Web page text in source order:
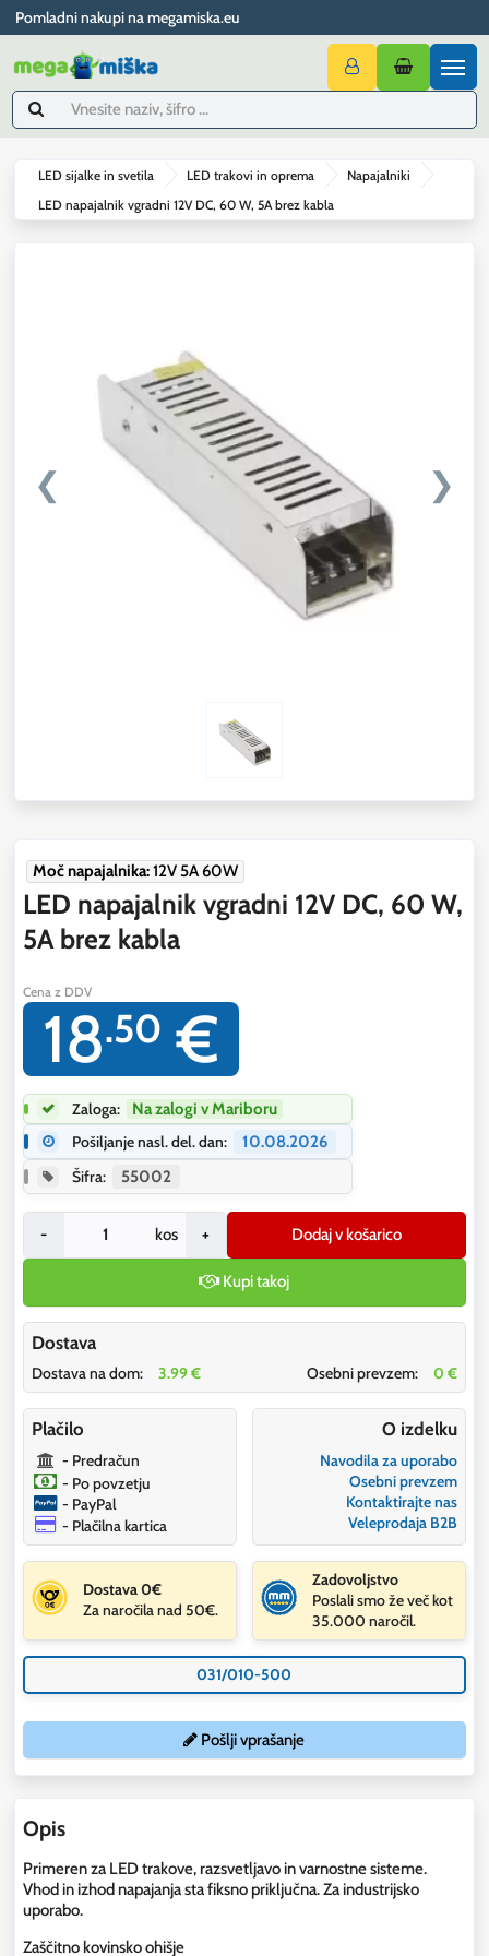
Pomladni nakupi na megamiska.eu
LED sijalke in svetila LED trakovi in oprema
Napajalniki
LED napajalnik vgradni 12V DC, 60 W, 5A brez kabla
❮ ❯
Moč napajalnika:12V 5A 60W
LED napajalnik vgradni 12V DC, 60 W,
5A brez kabla
Cena z DDV
18.50 €
Zaloga:
Na zalogi v Mariboru
Pošiljanje nasl. del. dan:
10.08.2026
Šifra:
55002
- kos + Dodaj v košarico
Kupi takoj
Dostava
Dostava na dom: 3.99 € Osebni prevzem: 0 €
Plačilo
- Predračun
- Po povzetju
- PayPal
- Plačilna kartica
O izdelku
Navodila za uporabo
Osebni prevzem
Kontaktirajte nas
Veleprodaja B2B
Dostava 0€
Za naročila nad 50€.
Zadovoljstvo
Poslali smo že več kot
35.000 naročil.
031/010-500
Pošlji vprašanje
Opis
Primeren za LED trakove, razsvetljavo in varnostne sisteme.
Vhod in izhod napajanja sta fiksno priključna. Za industrijsko
uporabo.
Zaščitno kovinsko ohišje